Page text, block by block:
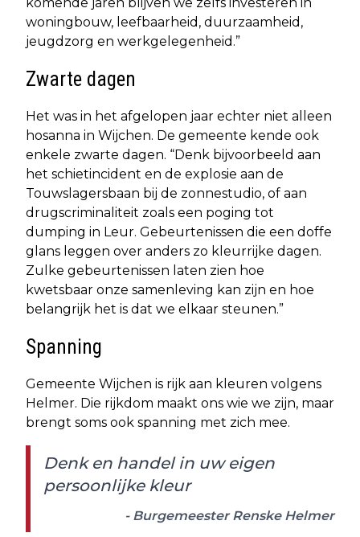
komende jaren blijven we zelfs investeren in
woningbouw, leefbaarheid, duurzaamheid,
jeugdzorg en werkgelegenheid.”
Zwarte dagen
Het was in het afgelopen jaar echter niet alleen
hosanna in Wijchen. De gemeente kende ook
enkele zwarte dagen. “Denk bijvoorbeeld aan
het schietincident en de explosie aan de
Touwslagersbaan bij de zonnestudio, of aan
drugscriminaliteit zoals een poging tot
dumping in Leur. Gebeurtenissen die een doffe
glans leggen over anders zo kleurrijke dagen.
Zulke gebeurtenissen laten zien hoe
kwetsbaar onze samenleving kan zijn en hoe
belangrijk het is dat we elkaar steunen.”
Spanning
Gemeente Wijchen is rijk aan kleuren volgens
Helmer. Die rijkdom maakt ons wie we zijn, maar
brengt soms ook spanning met zich mee.
Denk en handel in uw eigen
persoonlijke kleur
- Burgemeester Renske Helmer